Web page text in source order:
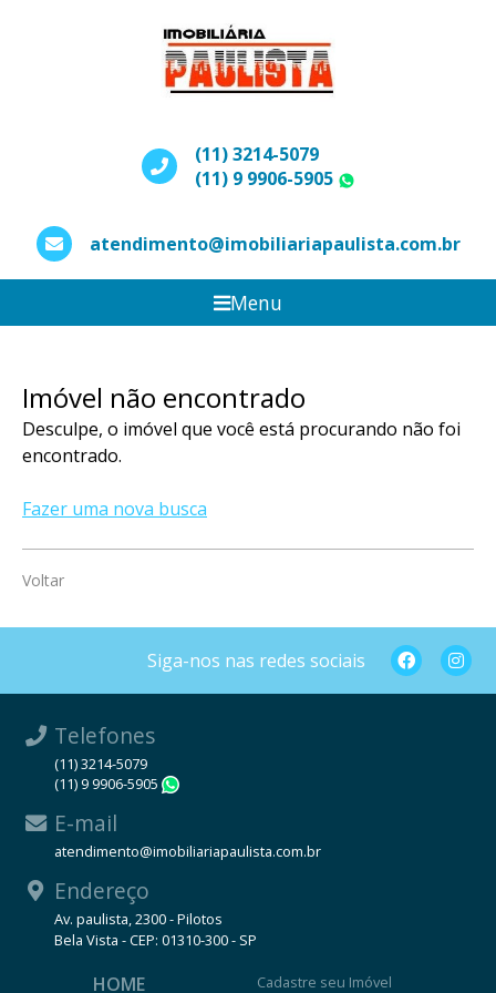
(11) 3214-5079
(11) 9 9906-5905
atendimento@imobiliariapaulista.com.br
Menu
Imóvel não encontrado
Desculpe, o imóvel que você está procurando não foi
encontrado.
Fazer uma nova busca
Voltar
Siga-nos nas redes sociais
Telefones
(11) 3214-5079
(11) 9 9906-5905
E-mail
atendimento@imobiliariapaulista.com.br
Endereço
Av. paulista, 2300 - Pilotos
Bela Vista - CEP: 01310-300 - SP
HOME Cadastre seu Imóvel